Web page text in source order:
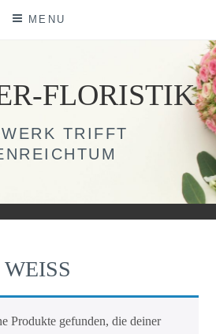
MENU
FLORISTIK
TRIFFT
Produkte gefunden, die deiner